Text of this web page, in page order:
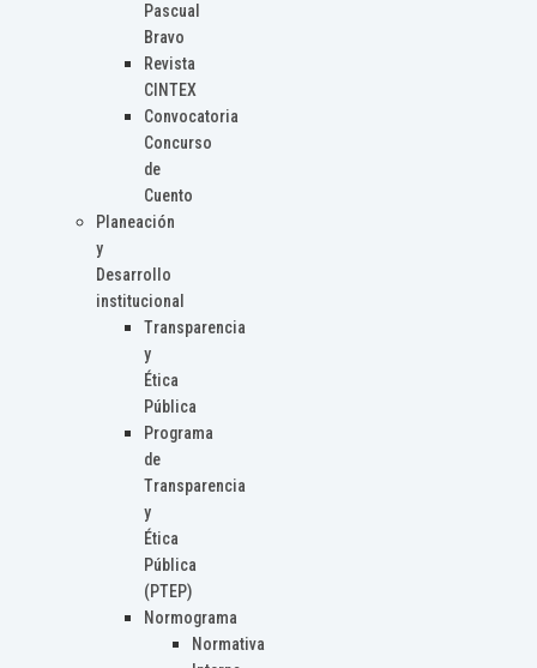
Pascual
Bravo
Revista
CINTEX
Convocatoria
Concurso
de
Cuento
Planeación
y
Desarrollo
institucional
Transparencia
y
Ética
Pública
Programa
de
Transparencia
y
Ética
Pública
(PTEP)
Normograma
Normativa